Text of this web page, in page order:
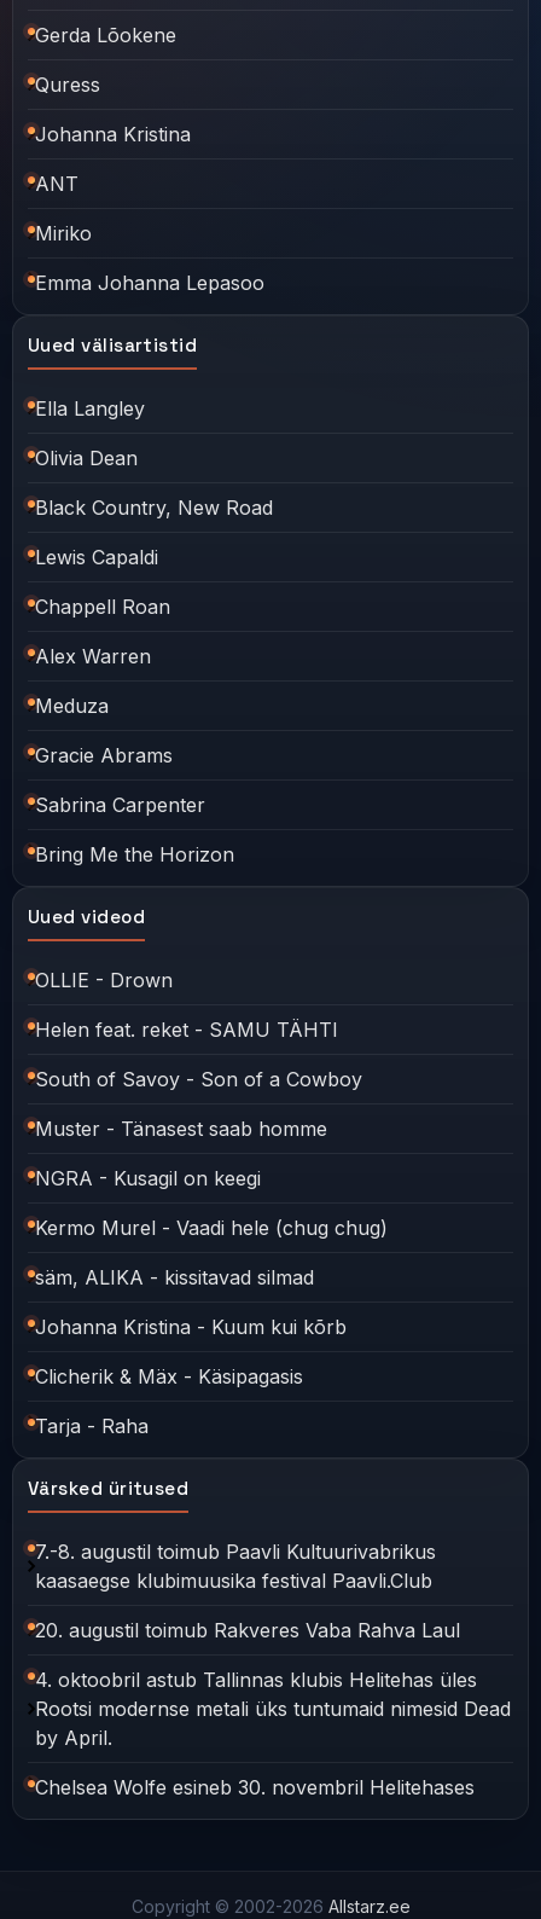
Gerda Lõokene
Quress
Johanna Kristina
ANT
Miriko
Emma Johanna Lepasoo
Uued välisartistid
Ella Langley
Olivia Dean
Black Country, New Road
Lewis Capaldi
Chappell Roan
Alex Warren
Meduza
Gracie Abrams
Sabrina Carpenter
Bring Me the Horizon
Uued videod
OLLIE - Drown
Helen feat. reket - SAMU TÄHTI
South of Savoy - Son of a Cowboy
Muster - Tänasest saab homme
NGRA - Kusagil on keegi
Kermo Murel - Vaadi hele (chug chug)
säm, ALIKA - kissitavad silmad
Johanna Kristina - Kuum kui kõrb
Clicherik & Mäx - Käsipagasis
Tarja - Raha
Värsked üritused
7.-8. augustil toimub Paavli Kultuurivabrikus
kaasaegse klubimuusika festival Paavli.Club
20. augustil toimub Rakveres Vaba Rahva Laul
4. oktoobril astub Tallinnas klubis Helitehas üles
Rootsi modernse metali üks tuntumaid nimesid Dead
by April.
Chelsea Wolfe esineb 30. novembril Helitehases
Copyright © 2002-2026 Allstarz.ee